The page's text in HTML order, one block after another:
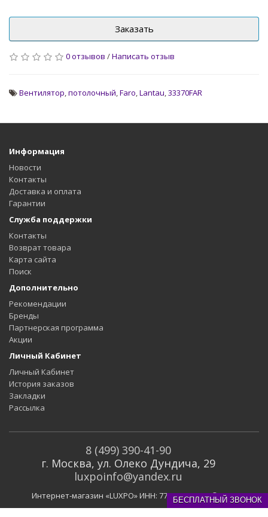
Заказать
0 отзывов /Написать отзыв
Вентилятор,потолочный,Faro,Lantau,33370FAR
Информация
Новости
Контакты
Доставка и оплата
Гарантии
Служба поддержки
Контакты
Возврат товара
Карта сайта
Поиск
Дополнительно
Рекомендации
Бренды
Партнерская программа
Акции
Личный Кабинет
Личный Кабинет
История заказов
Закладки
Рассылка
8 (499) 390-41-90
г. Москва, ул. Олеко Дундича, 29
luxpoinfo@yandex.ru
Интернет-магазин «LUXPO» ИНН: 773129324794 © 2019
БЕСПЛАТНЫЙ ЗВОНОК